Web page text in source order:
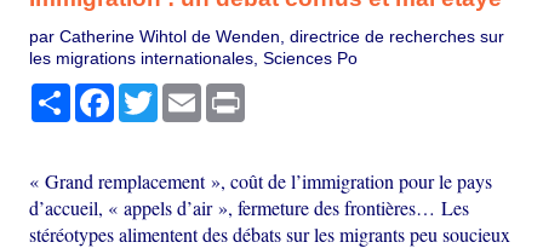
par Catherine Wihtol de Wenden, directrice de recherches sur
les migrations internationales, Sciences Po
PartagerFacebook
TwitterEmail
« Grand remplacement », coût de l’immigration pour le pays
d’accueil, « appels d’air », fermeture des frontières… Les
stéréotypes alimentent des débats sur les migrants peu soucieux